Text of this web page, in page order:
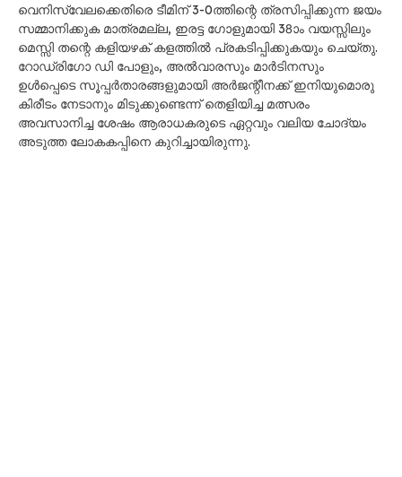
വെനിസ്വേലക്കെതിരെ ടീമിന് 3-0ത്തിന്റെ ത്രസിപ്പിക്കുന്ന ജയം
സമ്മാനിക്കുക മാത്രമല്ല, ഇരട്ട ഗോളുമായി 38ാം വയസ്സിലും
മെസ്സി ​തന്റെ കളിയഴക് കളത്തിൽ പ്രകടിപ്പിക്കുകയും ചെയ്തു.
റോഡ്രിഗോ ഡി പോളും, അൽവാരസും മാർടി​നസും
ഉൾപ്പെടെ സൂപ്പർതാരങ്ങളുമായി അർജന്റീനക്ക് ഇനിയുമൊരു
കിരീടം നേടാനും മിടുക്കുണ്ടെന്ന് തെളിയിച്ച മത്സരം
അവസാനിച്ച ശേഷം ആരാധകരുടെ ഏറ്റവും വലിയ ചോദ്യം
അടുത്ത ലോകകപ്പിനെ കുറിച്ചായിരുന്നു.